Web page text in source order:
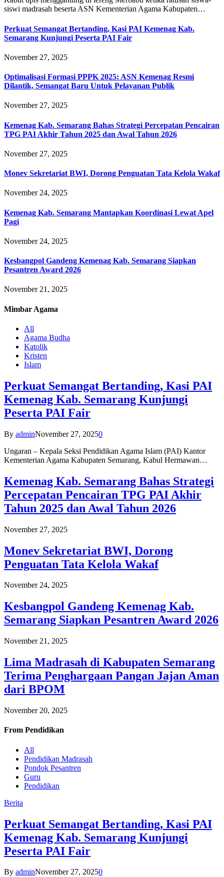
siswi madrasah beserta ASN Kementerian Agama Kabupaten…
Perkuat Semangat Bertanding, Kasi PAI Kemenag Kab.
Semarang Kunjungi Peserta PAI Fair
November 27, 2025
Optimalisasi Formasi PPPK 2025: ASN Kemenag Resmi
Dilantik, Semangat Baru Untuk Pelayanan Publik
November 27, 2025
Kemenag Kab. Semarang Bahas Strategi Percepatan Pencairan
TPG PAI Akhir Tahun 2025 dan Awal Tahun 2026
November 27, 2025
Monev Sekretariat BWI, Dorong Penguatan Tata Kelola Wakaf
November 24, 2025
Kemenag Kab. Semarang Mantapkan Koordinasi Lewat Apel
Pagi
November 24, 2025
Kesbangpol Gandeng Kemenag Kab. Semarang Siapkan
Pesantren Award 2026
November 21, 2025
Mimbar Agama
All
Agama Budha
Katolik
Kristen
Islam
Perkuat Semangat Bertanding, Kasi PAI
Kemenag Kab. Semarang Kunjungi
Peserta PAI Fair
By adminNovember 27, 20250
Ungaran – Kepala Seksi Pendidikan Agama Islam (PAI) Kantor
Kementerian Agama Kabupaten Semarang, Kabul Hermawan…
Kemenag Kab. Semarang Bahas Strategi
Percepatan Pencairan TPG PAI Akhir
Tahun 2025 dan Awal Tahun 2026
November 27, 2025
Monev Sekretariat BWI, Dorong
Penguatan Tata Kelola Wakaf
November 24, 2025
Kesbangpol Gandeng Kemenag Kab.
Semarang Siapkan Pesantren Award 2026
November 21, 2025
Lima Madrasah di Kabupaten Semarang
Terima Penghargaan Pangan Jajan Aman
dari BPOM
November 20, 2025
From Pendidikan
All
Pendidikan Madrasah
Pondok Pesantren
Guru
Pendidikan
Berita
Perkuat Semangat Bertanding, Kasi PAI
Kemenag Kab. Semarang Kunjungi
Peserta PAI Fair
By adminNovember 27, 20250